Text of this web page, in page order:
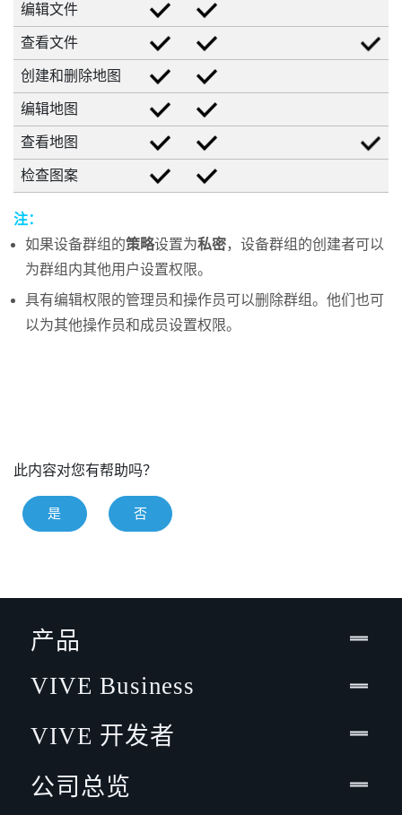
编辑文件
查看文件
创建和删除地图
编辑地图
查看地图
检查图案
注：
如果设备群组的策略设置为私密，设备群组的创建者可以
为群组内其他用户设置权限。
具有编辑权限的管理员和操作员可以删除群组。他们也可
以为其他操作员和成员设置权限。
此内容对您有帮助吗？
是 否
产品
VIVE Business
VIVE 开发者
公司总览